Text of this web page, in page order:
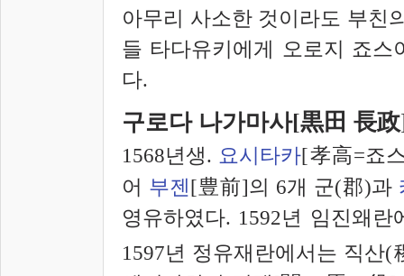
아무리 사소한 것이라도 부친
들 타다유키에게 오로지 죠
다.
구로다 나가마사[黒田 長
1568년생. 요시타카[孝高=죠
어 부젠[豊前]의 6개 군(郡)과
영유하였다. 1592년 임진왜
1597년 정유재란에서는 직산